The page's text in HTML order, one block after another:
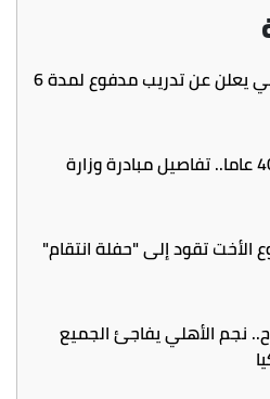
سجل الآن.. الاتحاد الأوروبي يعلن عن تدريب مدفوع لمدة 6
فرص عمل لمن تجاوزوا 40 عاما.. تفاصيل مبادرة وزارة
الأخت تقود إلى "حفلة انتقام"
نجم الأهلي يفاجئ الجميع